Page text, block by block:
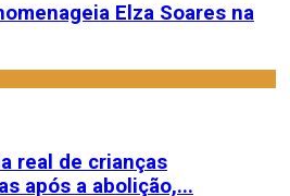
Elza Soares na
real de crianças
após a abolição,...